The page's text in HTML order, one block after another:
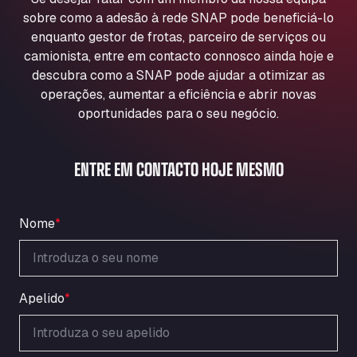
Aqua Ariva GmbH
Marie-Curie-Straße 24, 68219
Aral Autohof Bockel
An der Autobahn 1, 27404
ARAL Autohof Bockenem
Oppelner Str. 1, 31167
Nellinger Str. 24, 89188
ARAL Autohof Preis
ARAL Tankstelle - XXL Truckwash.de
GmbH
Obernburger Str. 127, 63811
Ardleigh South Services
a120 westbound, CO77SL
Area 47 Hermanos Rico
Autovia A4 km 47, 28300
sobre como a adesão à rede SNAP pode beneficiá-lo
enquanto gestor de frotas, parceiro de serviços ou
camionista, entre em contacto connosco ainda hoje e
descubra como a SNAP pode ajudar a otimizar as
operações, aumentar a eficiência e abrir novas
oportunidades para o seu negócio.
ENTRE EM CONTACTO HOJE MESMO
Nome*
Apelido*